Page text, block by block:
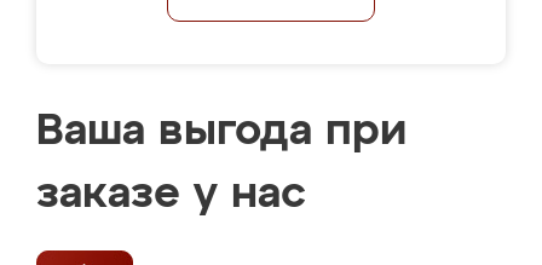
Ваша выгода при
заказе у нас